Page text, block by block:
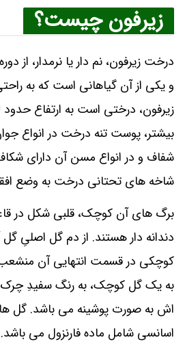
زیرفون چیست؟
درخت زیرفون، نم دار یا نرمدار، از
و یکی از آن گیاهانی است که به
بیشتر، پوست تنه درخت در انواع
شفاف و در انواع مسن آن دارای
شاخه های تحتانی درخت به وضع
برگ های آن کوچک، قلبی شکل در
دندانه دار هستند. از دم گل اصلیِ
کوچکی در قسمت انتهایی آن
به یک گل کوچک، به رنگ سفیدِ
اش به صورت پوشینه می باشد. گل
اسانسی شامل ماده فارنزول می باشد.